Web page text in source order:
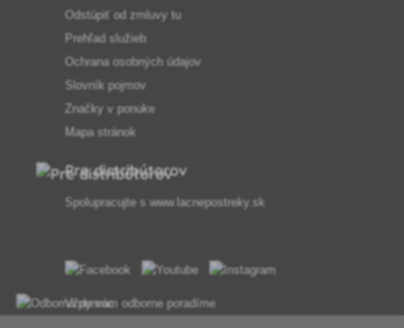
Odstúpiť od zmluvy tu
Prehľad služieb
Ochrana osobných údajov
Slovník pojmov
Značky v ponuke
Mapa stránok
Pre distribútorov
Spolupracujte s www.lacnepostreky.sk
Vždy vám odborne poradíme